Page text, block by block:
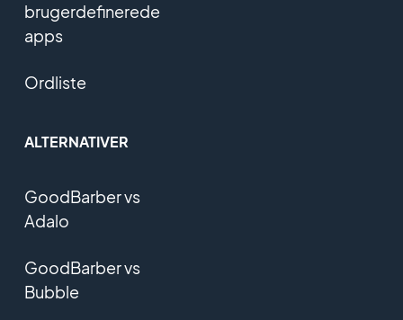
brugerdefinerede
apps
Ordliste
ALTERNATIVER
GoodBarber vs
Adalo
GoodBarber vs
Bubble